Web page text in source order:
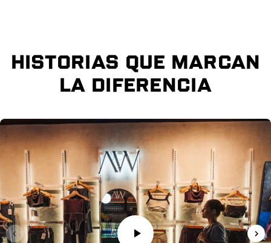
HISTORIAS QUE MARCAN
LA DIFERENCIA